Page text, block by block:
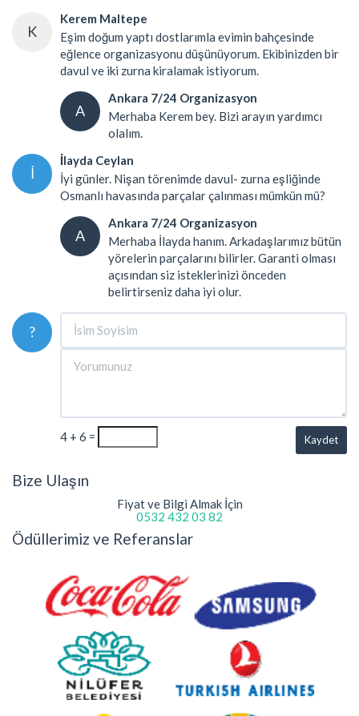
K
Kerem Maltepe
Eşim doğum yaptı dostlarımla evimin bahçesinde
eğlence organizasyonu düşünüyorum. Ekibinizden bir
davul ve iki zurna kiralamak istiyorum.
A
Ankara 7/24 Organizasyon
Merhaba Kerem bey. Bizi arayın yardımcı
olalım.
İ
İlayda Ceylan
İyi günler. Nişan törenimde davul- zurna eşliğinde
Osmanlı havasında parçalar çalınması mümkün mü?
A
Ankara 7/24 Organizasyon
Merhaba İlayda hanım. Arkadaşlarımız bütün
yörelerin parçalarını bilirler. Garanti olması
açısından siz isteklerinizi önceden
belirtirseniz daha iyi olur.
?
4 + 6 = Kaydet
Bize Ulaşın
Fiyat ve Bilgi Almak İçin
0532 432 03 82
Ödüllerimiz ve Referanslar